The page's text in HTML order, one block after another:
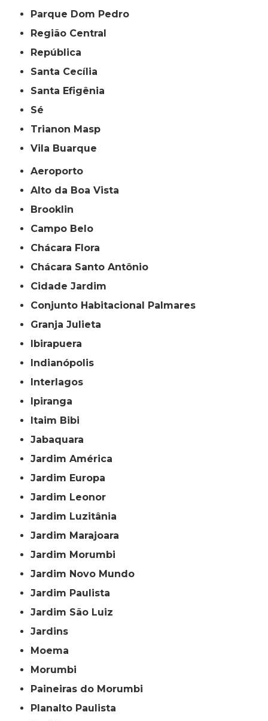
Parque Dom Pedro
Região Central
República
Santa Cecília
Santa Efigênia
Sé
Trianon Masp
Vila Buarque
Aeroporto
Alto da Boa Vista
Brooklin
Campo Belo
Chácara Flora
Chácara Santo Antônio
Cidade Jardim
Conjunto Habitacional Palmares
Granja Julieta
Ibirapuera
Indianópolis
Interlagos
Ipiranga
Itaim Bibi
Jabaquara
Jardim América
Jardim Europa
Jardim Leonor
Jardim Luzitânia
Jardim Marajoara
Jardim Morumbi
Jardim Novo Mundo
Jardim Paulista
Jardim São Luiz
Jardins
Moema
Morumbi
Paineiras do Morumbi
Planalto Paulista